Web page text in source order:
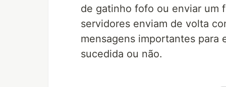
de gatinho fofo ou enviar um
servidores enviam de volta
mensagens importantes para
sucedida ou não.